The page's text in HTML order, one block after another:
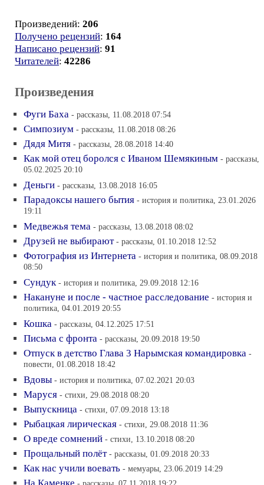
Произведений: 206
Получено рецензий: 164
Написано рецензий: 91
Читателей: 42286
Произведения
Фуги Баха - рассказы, 11.08.2018 07:54
Симпозиум - рассказы, 11.08.2018 08:26
Дядя Митя - рассказы, 28.08.2018 14:40
Как мой отец боролся с Иваном Шемякиным - рассказы,
05.02.2025 20:10
Деньги - рассказы, 13.08.2018 16:05
Парадоксы нашего бытия - история и политика, 23.01.2026
19:11
Медвежья тема - рассказы, 13.08.2018 08:02
Друзей не выбирают - рассказы, 01.10.2018 12:52
Фотография из Интернета - история и политика, 08.09.2018
08:50
Сундук - история и политика, 29.09.2018 12:16
Накануне и после - частное расследование - история и
политика, 04.01.2019 20:55
Кошка - рассказы, 04.12.2025 17:51
Письма с фронта - рассказы, 20.09.2018 19:50
Отпуск в детство Глава 3 Нарымская командировка -
повести, 01.08.2018 18:42
Вдовы - история и политика, 07.02.2021 20:03
Маруся - стихи, 29.08.2018 08:20
Выпускница - стихи, 07.09.2018 13:18
Рыбацкая лирическая - стихи, 29.08.2018 11:36
О вреде сомнений - стихи, 13.10.2018 08:20
Прощальный полёт - рассказы, 01.09.2018 20:33
Как нас учили воевать - мемуары, 23.06.2019 14:29